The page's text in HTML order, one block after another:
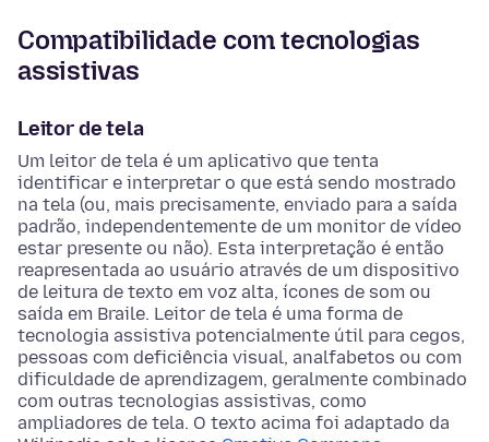
Compatibilidade com tecnologias
assistivas
Leitor de tela
Um leitor de tela é um aplicativo que tenta
identificar e interpretar o que está sendo mostrado
na tela (ou, mais precisamente, enviado para a saída
padrão, independentemente de um monitor de vídeo
estar presente ou não). Esta interpretação é então
reapresentada ao usuário através de um dispositivo
de leitura de texto em voz alta, ícones de som ou
saída em Braile. Leitor de tela é uma forma de
tecnologia assistiva potencialmente útil para cegos,
pessoas com deficiência visual, analfabetos ou com
dificuldade de aprendizagem, geralmente combinado
com outras tecnologias assistivas, como
ampliadores de tela. O texto acima foi adaptado da